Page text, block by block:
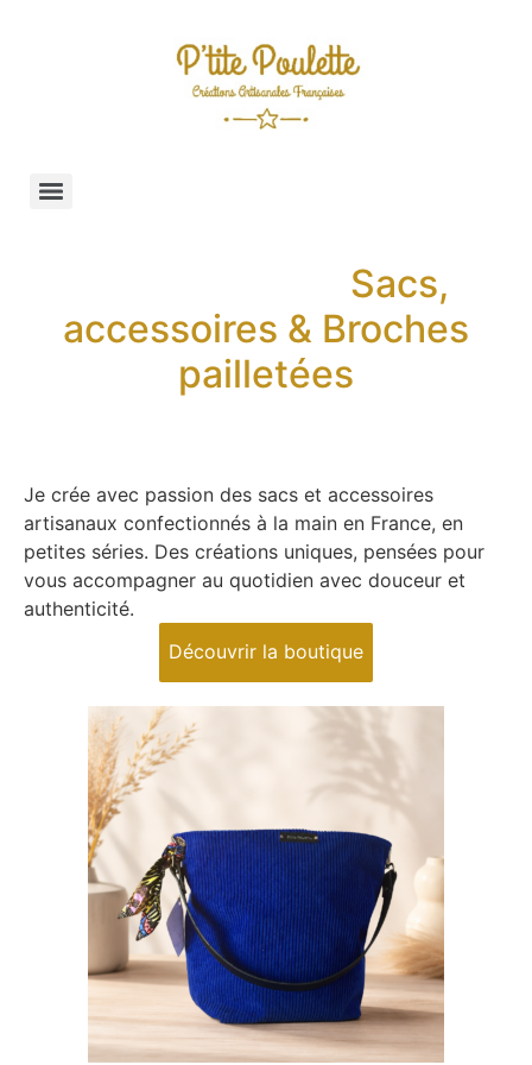
Sacs,
accessoires & Broches
pailletées
Je crée avec passion des sacs et accessoires
artisanaux confectionnés à la main en France, en
petites séries. Des créations uniques, pensées pour
vous accompagner au quotidien avec douceur et
authenticité.
Découvrir la boutique